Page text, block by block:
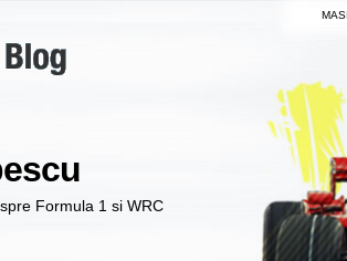
Formula 1 si WRC